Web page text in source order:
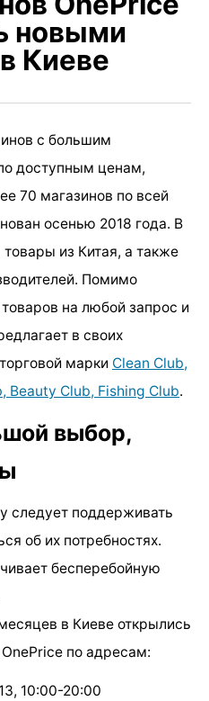
новыми
Киеве
с большим
доступным ценам,
70 магазинов по всей
осенью 2018 года. В
из Китая, а также
Помимо
на любой запрос и
в своих
марки Clean Club,
Beauty Club, Fishing Club.
выбор,
следует поддерживать
об их потребностях.
бесперебойную
в Киеве открылись
по адресам:
10:00-20:00